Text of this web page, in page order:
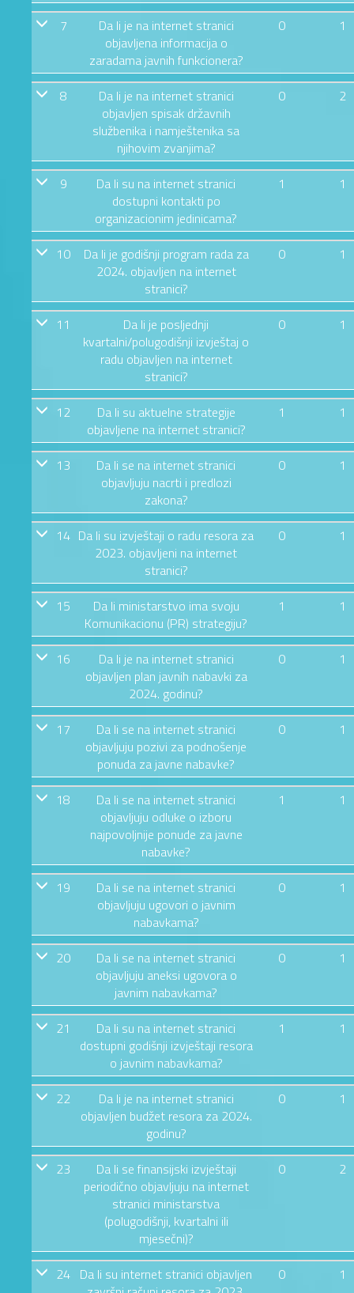
7
Da li je na internet stranici
objavljena informacija o
zaradama javnih funkcionera?
0 1
8
Da li je na internet stranici
objavljen spisak državnih
službenika i namještenika sa
njihovim zvanjima?
0 2
9
Da li su na internet stranici
dostupni kontakti po
organizacionim jedinicama?
1 1
10
Da li je godišnji program rada za
2024. objavljen na internet
stranici?
0 1
11
Da li je posljednji
kvartalni/polugodišnji izvještaj o
radu objavljen na internet
stranici?
0 1
12
Da li su aktuelne strategije
objavljene na internet stranici?
1 1
13
Da li se na internet stranici
objavljuju nacrti i predlozi
zakona?
0 1
14 Da li su izvještaji o radu resora za
2023. objavljeni na internet
stranici?
0 1
15
Da li ministarstvo ima svoju
Komunikacionu (PR) strategiju?
1 1
16
Da li je na internet stranici
objavljen plan javnih nabavki za
2024. godinu?
0 1
17
Da li se na internet stranici
objavljuju pozivi za podnošenje
ponuda za javne nabavke?
0 1
18
Da li se na internet stranici
objavljuju odluke o izboru
najpovoljnije ponude za javne
nabavke?
1 1
19
Da li se na internet stranici
objavljuju ugovori o javnim
nabavkama?
0 1
20
Da li se na internet stranici
objavljuju aneksi ugovora o
javnim nabavkama?
0 1
21
Da li su na internet stranici
dostupni godišnji izvještaji resora
o javnim nabavkama?
1 1
22
Da li je na internet stranici
objavljen budžet resora za 2024.
godinu?
0 1
23
Da li se finansijski izvještaji
periodično objavljuju na internet
stranici ministarstva
(polugodišnji, kvartalni ili
mjesečni)?
0 2
24 Da li su internet stranici objavljen
0 1